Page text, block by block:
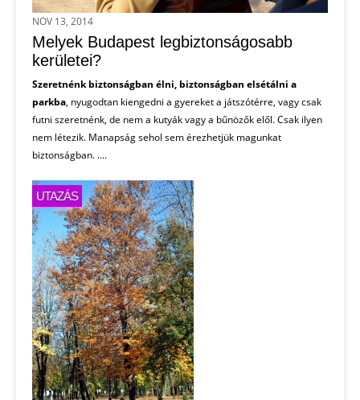
NOV 13, 2014
Melyek Budapest legbiztonságosabb
kerületei?
Szeretnénk biztonságban élni, biztonságban elsétálni a
parkba, nyugodtan kiengedni a gyereket a játszótérre, vagy csak
futni szeretnénk, de nem a kutyák vagy a bűnözők elől. Csak ilyen
nem létezik. Manapság sehol sem érezhetjük magunkat
biztonságban. ....
UTAZÁS